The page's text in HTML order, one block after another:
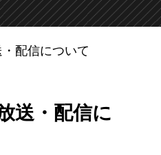
配信について
送・配信に